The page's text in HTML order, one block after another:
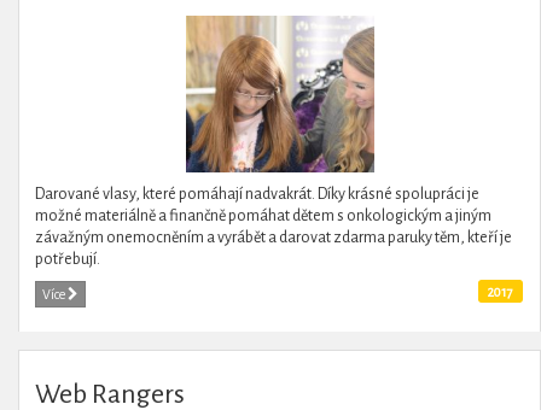
Darované vlasy, které pomáhají nadvakrát. Díky krásné spolupráci je
možné materiálně a finančně pomáhat dětem s onkologickým a jiným
závažným onemocněním a vyrábět a darovat zdarma paruky těm, kteří je
potřebují.
Více 2017
Web Rangers